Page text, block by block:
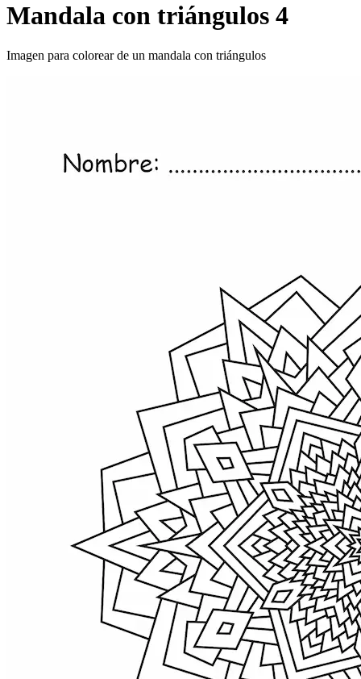
Mandala con triángulos 4
Imagen para colorear de un mandala con triángulos